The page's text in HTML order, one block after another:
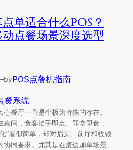
单适合什么POS？
点餐场景深度选型
byPOS点餐机指南
餐系统
餐厅一直是个极为特殊的存在。
间，食客抬手即点、即拿即食，
”看似简单，却对后厨、前厅和收银
协同要求。尤其是在桌边加单场景